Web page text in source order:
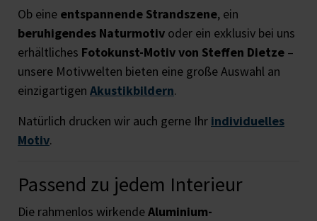
Ob eine entspannende Strandszene, ein
beruhigendes Naturmotiv oder ein exklusiv bei uns
erhältliches Fotokunst-Motiv von Steffen Dietze –
unsere Motivwelten bieten eine große Auswahl an
einzigartigen Akustikbildern.
Natürlich drucken wir auch gerne Ihr individuelles
Motiv.
Passend zu jedem Interieur
Die rahmenlos wirkendeAluminium-